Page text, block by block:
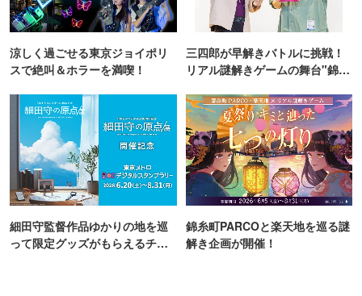
涼しく過ごせる東京ジョイポリ
スで絶叫＆ホラーを満喫！
三四郎が早解きバトルに挑戦！
リアル謎解きゲームの舞台"錦糸
細田守監督作品ゆかりの地を巡
って限定グッズがもらえるチャ
錦糸町PARCOと楽天地を巡る謎
解き企画が開催！